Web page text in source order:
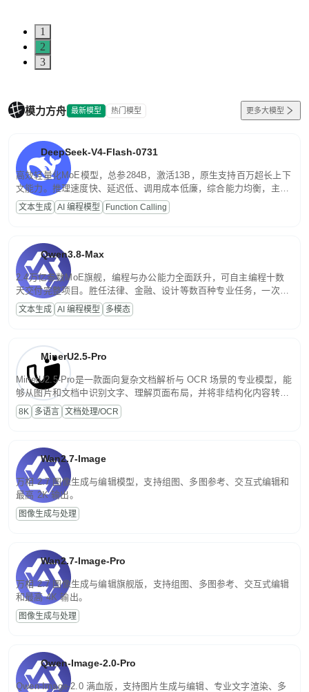
1
2
3
模力方舟 最新模型 热门模型 更多大模型
DeepSeek-V4-Flash-0731
高效轻量化MoE模型，总参284B，激活13B，原生支持百万超长上下
文能力。推理速度快、延迟低、调用成本低廉，综合能力均衡，主打
高并发、轻量化任务，适合日常对话、内容创作、基础 RAG、批量
文案处理等普惠刚需场景。
文本生成 AI 编程模型 Function Calling
Qwen3.8-Max
2.4万亿参数MoE旗舰，编程与办公能力全面跃升，可自主编程十数
天交付完整项目。胜任法律、金融、设计等数百种专业任务，一次对
话端到端交付生产级成果。原生视觉理解贯穿规划、执行与验证全流
程，支持超长文档与长视频的深度语义解析。长程任务中自主规划与
文本生成 AI 编程模型 多模态
MinerU2.5-Pro
MinerU2.5-Pro是一款面向复杂文档解析与 OCR 场景的专业模型，能
够从图片和文档中识别文字、理解页面布局，并将非结构化内容转换
为便于存储、检索和二次处理的结构化结果。
8K 多语言 文档处理/OCR
Wan2.7-Image
万相 2.7 图像生成与编辑模型，支持组图、多图参考、交互式编辑和
最高 2K 输出。
图像生成与处理
Wan2.7-Image-Pro
万相 2.7 图像生成与编辑旗舰版，支持组图、多图参考、交互式编辑
和最高 4K 输出。
图像生成与处理
Qwen-Image-2.0-Pro
Qwen-Image-2.0 满血版，支持图片生成与编辑、专业文字渲染、多